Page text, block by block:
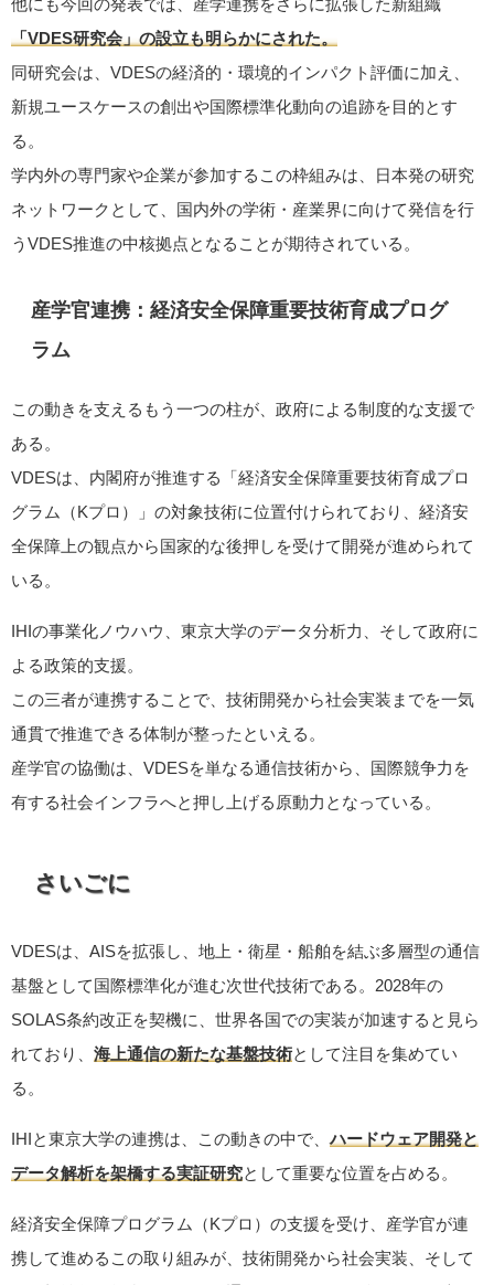
他にも今回の発表では、産学連携をさらに拡張した新組織
「VDES研究会」の設立も明らかにされた。
同研究会は、VDESの経済的・環境的インパクト評価に加え、
新規ユースケースの創出や国際標準化動向の追跡を目的とす
る。
学内外の専門家や企業が参加するこの枠組みは、日本発の研究
ネットワークとして、国内外の学術・産業界に向けて発信を行
うVDES推進の中核拠点となることが期待されている。
産学官連携：経済安全保障重要技術育成プログ
ラム
この動きを支えるもう一つの柱が、政府による制度的な支援で
ある。
VDESは、内閣府が推進する「経済安全保障重要技術育成プロ
グラム（Kプロ）」の対象技術に位置付けられており、経済安
全保障上の観点から国家的な後押しを受けて開発が進められて
いる。
IHIの事業化ノウハウ、東京大学のデータ分析力、そして政府に
よる政策的支援。
この三者が連携することで、技術開発から社会実装までを一気
通貫で推進できる体制が整ったといえる。
産学官の協働は、VDESを単なる通信技術から、国際競争力を
有する社会インフラへと押し上げる原動力となっている。
さいごに
VDESは、AISを拡張し、地上・衛星・船舶を結ぶ多層型の通信
基盤として国際標準化が進む次世代技術である。2028年の
SOLAS条約改正を契機に、世界各国での実装が加速すると見ら
れており、 海上通信の新たな基盤技術として注目を集めてい
る。
IHIと東京大学の連携は、この動きの中で、ハードウェア開発と
データ解析を架橋する実証研究として重要な位置を占める。
経済安全保障プログラム（Kプロ）の支援を受け、産学官が連
携して進めるこの取り組みが、技術開発から社会実装、そして